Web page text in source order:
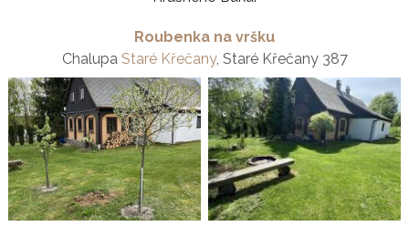
Roubenka na vršku
Chalupa Staré Křečany, Staré Křečany 387